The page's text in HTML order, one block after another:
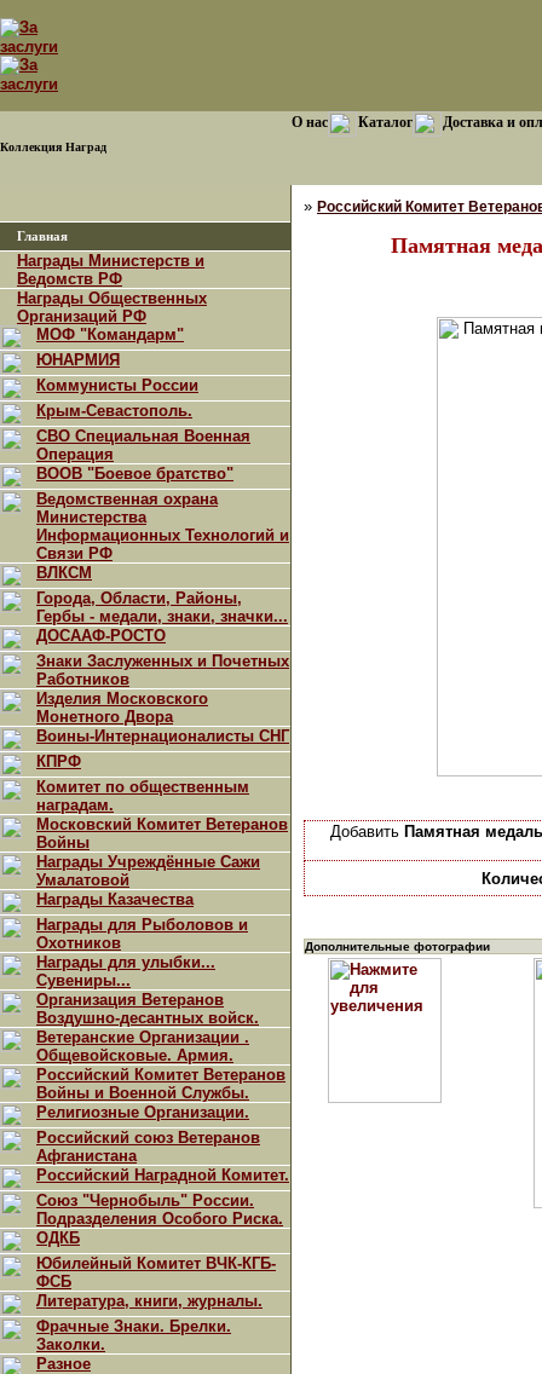
Коллекция Наград
О нас Каталог Доставка и
Главная
Награды Министерств и
Ведомств РФ
Награды Общественных
Организаций РФ
МОФ "Командарм"
ЮНАРМИЯ
Коммунисты России
Крым-Севастополь.
СВО Специальная Военная
Операция
ВООВ "Боевое братство"
Ведомственная охрана
Министерства
Информационных Технологий и
Связи РФ
ВЛКСМ
Города, Области, Районы,
Гербы - медали, знаки, значки...
ДОСААФ-РОСТО
Знаки Заслуженных и Почетных
Работников
Изделия Московского
Монетного Двора
Воины-Интернационалисты СНГ
КПРФ
Комитет по общественным
наградам.
Московский Комитет Ветеранов
Войны
Награды Учреждённые Сажи
Умалатовой
Награды Казачества
Награды для Рыболовов и
Охотников
Награды для улыбки...
Сувениры...
Организация Ветеранов
Воздушно-десантных войск.
Ветеранские Организации .
Общевойсковые. Армия.
Российский Комитет Ветеранов
Войны и Военной Службы.
Религиозные Организации.
Российский союз Ветеранов
Афганистана
Российский Наградной Комитет.
Союз "Чернобыль" России.
Подразделения Особого Риска.
ОДКБ
Юбилейный Комитет ВЧК-КГБ-
ФСБ
Литература, книги, журналы.
Фрачные Знаки. Брелки.
Заколки.
Разное
» Российский Комитет
Памятная
Добавить Памятная
Дополнительные фотографии